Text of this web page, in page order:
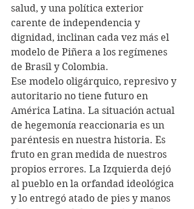
salud, y una política exterior
carente de independencia y
dignidad, inclinan cada vez más el
modelo de Piñera a los regímenes
de Brasil y Colombia.
Ese modelo oligárquico, represivo y
autoritario no tiene futuro en
América Latina. La situación actual
de hegemonía reaccionaria es un
paréntesis en nuestra historia. Es
fruto en gran medida de nuestros
propios errores. La Izquierda dejó
al pueblo en la orfandad ideológica
y lo entregó atado de pies y manos